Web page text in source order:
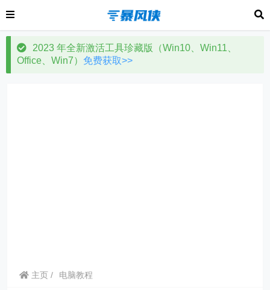
2023 年全新激活工具珍藏版（Win10、Win11、
Office、Win7） 免费获取>>
主页 电脑教程